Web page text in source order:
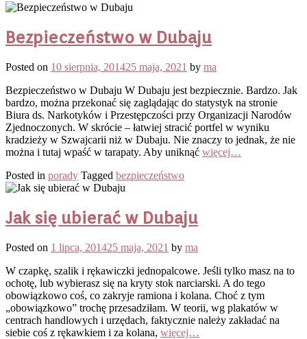
Bezpieczeństwo w Dubaju
Posted on 10 sierpnia, 201425 maja, 2021 by ma
Bezpieczeństwo w Dubaju W Dubaju jest bezpiecznie. Bardzo. Jak
bardzo, można przekonać się zaglądając do statystyk na stronie
Biura ds. Narkotyków i Przestępczości przy Organizacji Narodów
Zjednoczonych. W skrócie – łatwiej stracić portfel w wyniku
kradzieży w Szwajcarii niż w Dubaju. Nie znaczy to jednak, że nie
można i tutaj wpaść w tarapaty. Aby uniknąć więcej…
Posted in porady Tagged bezpieczeństwo
Jak się ubierać w Dubaju
Posted on 1 lipca, 201425 maja, 2021 by ma
W czapkę, szalik i rękawiczki jednopalcowe. Jeśli tylko masz na to
ochotę, lub wybierasz się na kryty stok narciarski. A do tego
obowiązkowo coś, co zakryje ramiona i kolana. Choć z tym
„obowiązkowo” trochę przesadziłam. W teorii, wg plakatów w
centrach handlowych i urzędach, faktycznie należy zakładać na
siebie coś z rękawkiem i za kolana, więcej…